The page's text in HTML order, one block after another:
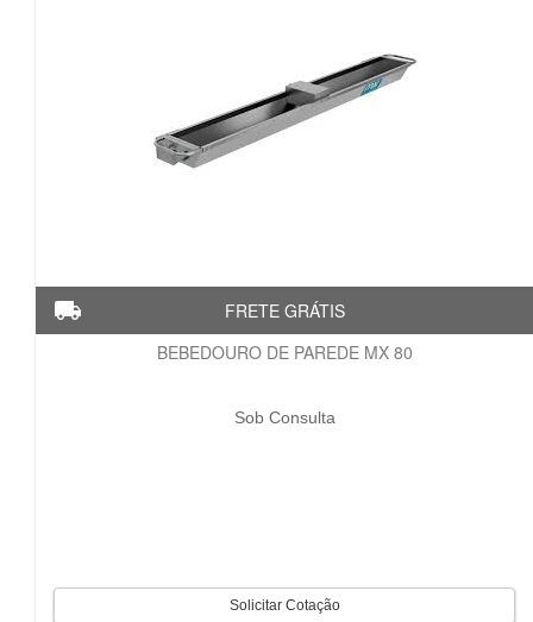
BEBEDOURO DE PAREDE MX 80
Sob Consulta